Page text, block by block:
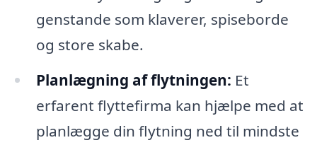
genstande som klaverer, spiseborde
og store skabe.
Planlægning af flytningen: Et
erfarent flyttefirma kan hjælpe med at
planlægge din flytning ned til mindste